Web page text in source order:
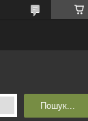
Пошук...